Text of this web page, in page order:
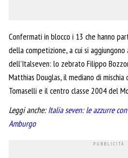
Confermati in blocco i 13 che hanno
della competizione, a cui si
dell’Italseven: lo zebrato Filippo
Matthias Douglas, il mediano di mischia
Tomaselli e il centro classe 2004 del
Leggi anche:Italia seven: le azzurre
Amburgo